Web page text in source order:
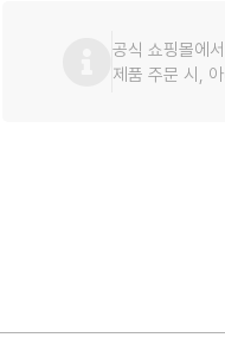
공식 쇼핑몰에
제품 주문 시,